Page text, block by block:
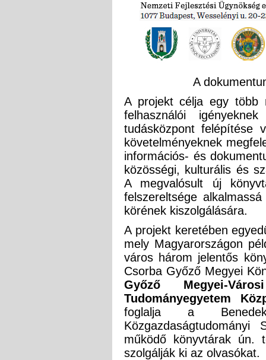
A
A projekt célja egy több
felhasználói
tudásközpont felépítése
követelményeknek
információs- és
közösségi, kulturális és
A megvalósult új
felszereltsége
körének kiszolgálására.
A projekt keretében
mely Magyarországon
város három jelentős
Csorba Győző Megyei
Győző Megyei-
Tudományegyetem
foglalja a
működő könyvtárak ún.
szolgálják ki az olvasókat.